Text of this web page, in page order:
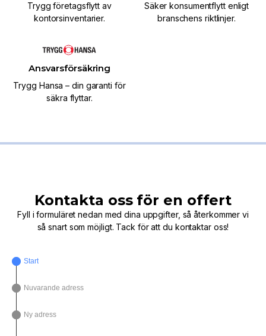
Trygg företagsflytt av
kontorsinventarier.
Säker konsumentflytt enligt
branschens riktlinjer.
Ansvarsförsäkring
Trygg Hansa – din garanti för
säkra flyttar.
Kontakta oss för en offert
Fyll i formuläret nedan med dina uppgifter, så återkommer vi
så snart som möjligt. Tack för att du kontaktar oss!
Start
Nuvarande adress
Ny adress